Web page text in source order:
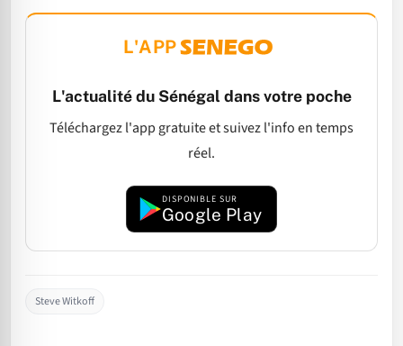
L'APP
L'actualité du Sénégal dans votre poche
Téléchargez l'app gratuite et suivez l'info en temps
réel.
DISPONIBLE SUR
Google Play
Steve Witkoff